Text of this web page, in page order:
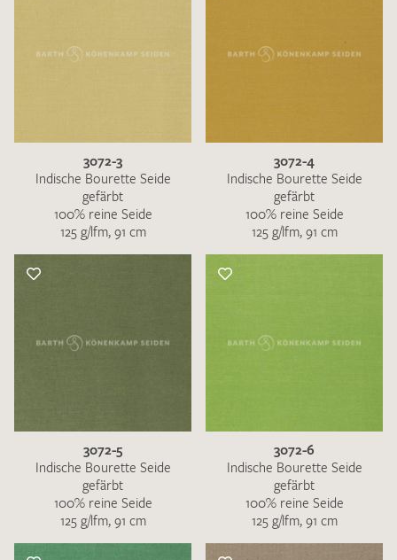
3072-3
Indische Bourette Seide
gefärbt
100% reine Seide
125 g/lfm, 91 cm
3072-4
Indische Bourette Seide
gefärbt
100% reine Seide
125 g/lfm, 91 cm
3072-5
Indische Bourette Seide
gefärbt
100% reine Seide
125 g/lfm, 91 cm
3072-6
Indische Bourette Seide
gefärbt
100% reine Seide
125 g/lfm, 91 cm